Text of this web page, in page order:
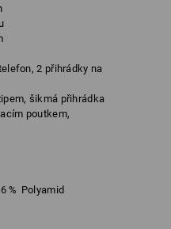
2 přihrádky na
šikmá přihrádka
poutkem,
% Polyamid